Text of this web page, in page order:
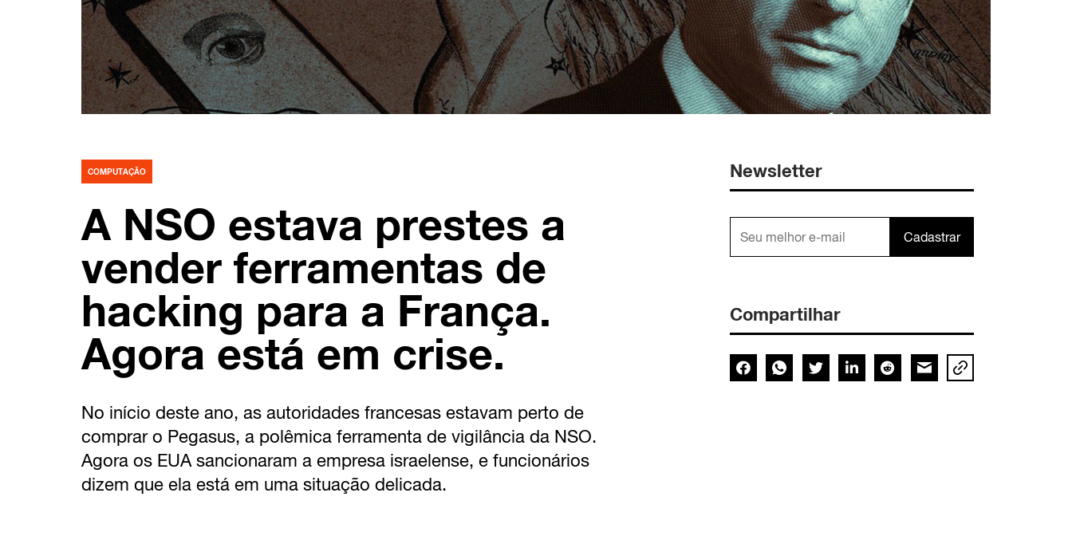
COMPUTAÇÃO
A NSO estava prestes a
vender ferramentas de
hacking para a França.
Agora está em crise.
No início deste ano, as autoridades francesas estavam perto de
comprar o Pegasus, a polêmica ferramenta de vigilância da NSO.
Agora os EUA sancionaram a empresa israelense, e funcionários
dizem que ela está em uma situação delicada.
Newsletter
Cadastrar
Compartilhar